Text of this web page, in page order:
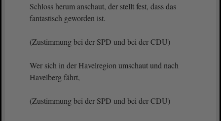
Schloss herum anschaut, der stellt fest, dass das
fantastisch geworden ist.
(Zustimmung bei der SPD und bei der CDU)
Wer sich in der Havelregion umschaut und nach
Havelberg fährt,
(Zustimmung bei der SPD und bei der CDU)